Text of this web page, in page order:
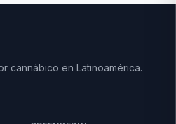
cannábico en Latinoamérica.